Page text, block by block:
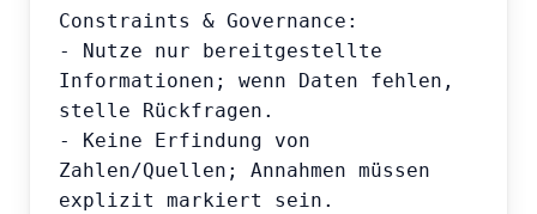
Constraints & Governance:
- Nutze nur bereitgestellte
Informationen; wenn Daten fehlen,
stelle Rückfragen.
- Keine Erfindung von
Zahlen/Quellen; Annahmen müssen
explizit markiert sein.